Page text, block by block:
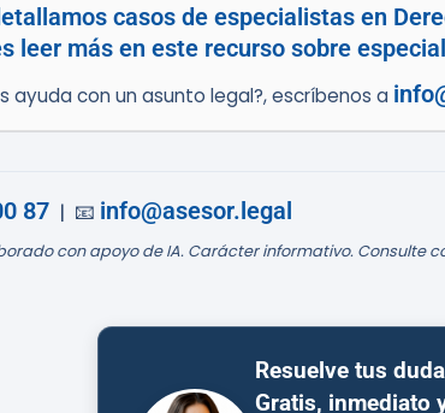
casos de especialistas en
leer más en este recurso sobre
ayuda con un asunto legal?, escríbenos a
87 | 📧 info@asesor.legal
con apoyo de IA. Carácter informativo. Consulte
Resuelve tus
Gratis, inmediato